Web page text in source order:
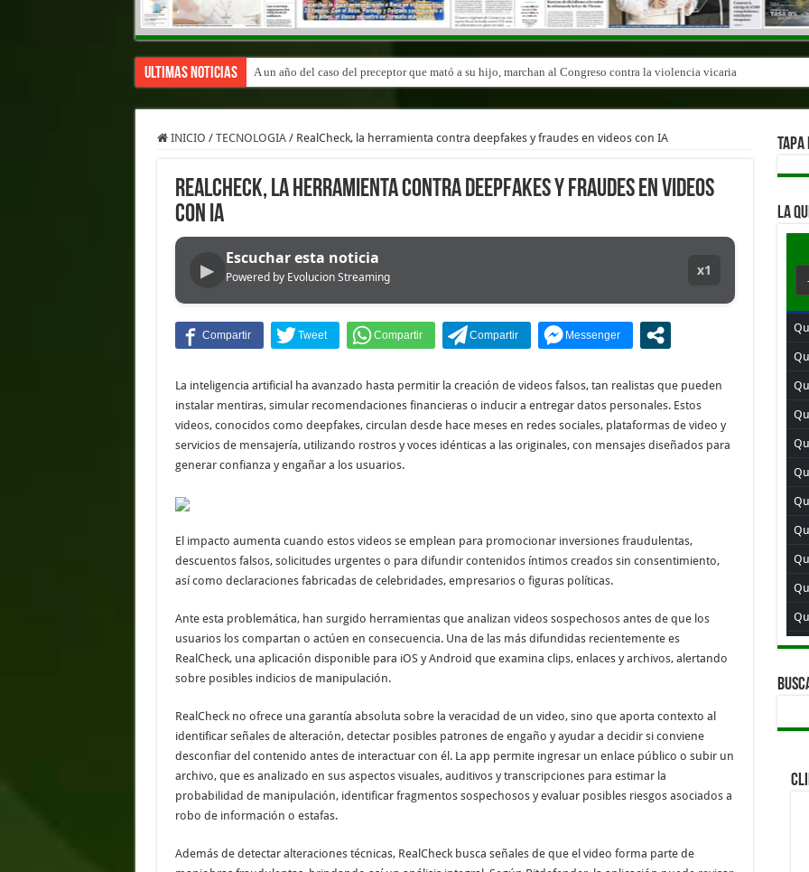
Ultimas Noticias A un año del caso del preceptor que mató a su hijo, marchan al Congreso contra la violencia vicaria
INICIO / TECNOLOGIA / RealCheck, la herramienta contra deepfakes y fraudes en videos con IA
RealCheck, la herramienta contra deepfakes y fraudes en videos
con IA
▶
Escuchar esta noticia
Powered by Evolucion Streaming x1
La inteligencia artificial ha avanzado hasta permitir la creación de videos falsos, tan realistas que pueden
instalar mentiras, simular recomendaciones financieras o inducir a entregar datos personales. Estos
videos, conocidos como deepfakes, circulan desde hace meses en redes sociales, plataformas de video y
servicios de mensajería, utilizando rostros y voces idénticas a las originales, con mensajes diseñados para
generar confianza y engañar a los usuarios.
El impacto aumenta cuando estos videos se emplean para promocionar inversiones fraudulentas,
descuentos falsos, solicitudes urgentes o para difundir contenidos íntimos creados sin consentimiento,
así como declaraciones fabricadas de celebridades, empresarios o figuras políticas.
Ante esta problemática, han surgido herramientas que analizan videos sospechosos antes de que los
usuarios los compartan o actúen en consecuencia. Una de las más difundidas recientemente es
RealCheck, una aplicación disponible para iOS y Android que examina clips, enlaces y archivos, alertando
sobre posibles indicios de manipulación.
RealCheck no ofrece una garantía absoluta sobre la veracidad de un video, sino que aporta contexto al
identificar señales de alteración, detectar posibles patrones de engaño y ayudar a decidir si conviene
desconfiar del contenido antes de interactuar con él. La app permite ingresar un enlace público o subir un
archivo, que es analizado en sus aspectos visuales, auditivos y transcripciones para estimar la
probabilidad de manipulación, identificar fragmentos sospechosos y evaluar posibles riesgos asociados a
robo de información o estafas.
Además de detectar alteraciones técnicas, RealCheck busca señales de que el video forma parte de
LA